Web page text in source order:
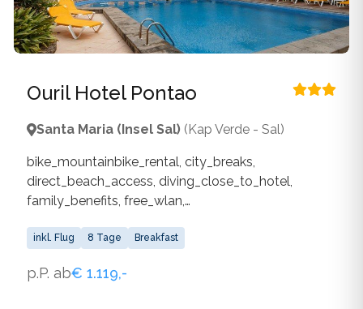
Ouril Hotel Pontao
Santa Maria (Insel Sal) (Kap Verde - Sal)
bike_mountainbike_rental, city_breaks,
direct_beach_access, diving_close_to_hotel,
family_benefits, free_wlan,
laundry_service, medical_service,
own_water_sports_facilities,
inkl. Flug 8 Tage Breakfast
p.P. ab€ 1.119,-